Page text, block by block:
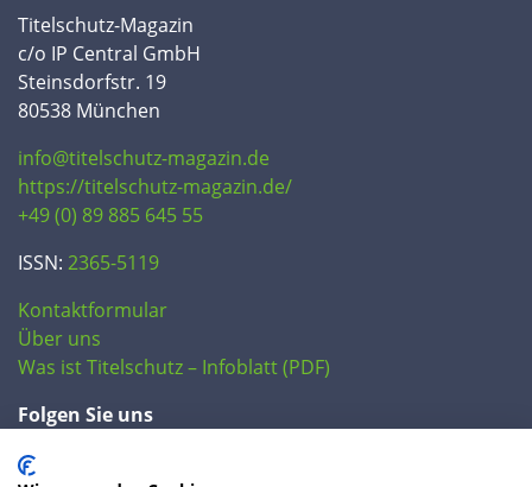
Titelschutz-Magazin
c/o IP Central GmbH
Steinsdorfstr. 19
80538 München
info@titelschutz-magazin.de
https://titelschutz-magazin.de/
+49 (0) 89 885 645 55
ISSN: 2365-5119
Kontaktformular
Über uns
Was ist Titelschutz – Infoblatt (PDF)
Folgen Sie uns